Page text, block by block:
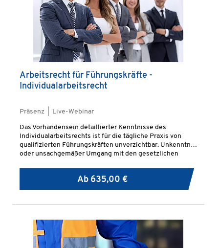
Arbeitsrecht für Führungskräfte -
Individualarbeitsrecht
Präsenz | Live-Webinar
Das Vorhandensein detaillierter Kenntnisse des
Individualarbeitsrechts ist für die tägliche Praxis von
qualifizierten Führungskräften unverzichtbar. Unkenntnis
oder unsachgemäßer Umgang mit den gesetzlichen
Auseinandersetzungen.
Ab 635,00 €